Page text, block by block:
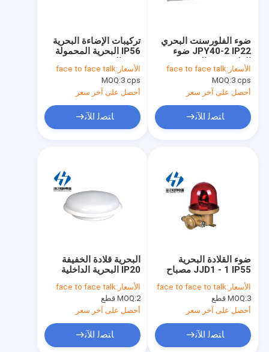
تركيبات الإضاءة البحرية
IP56 البحرية المحمولة
الأسعار:face to face talk
MOQ:3 cps
أحصل على آخر سعر
ﺎﺘﺼﻟ ﺍﻶﻧ
ضوء الفلورسنت البحري
JPY40-2 IP22 ضوء
الداخلي للماء
الأسعار:face to face talk
MOQ:3 cps
أحصل على آخر سعر
ﺎﺘﺼﻟ ﺍﻶﻧ
البحرية قلادة الخفيفة
IP20 البحرية الداخلية
جولة مصباح السقف
المتوهج CPD30-1
الأسعار:face to face talk
MOQ:2 قطع
أحصل على آخر سعر
ﺎﺘﺼﻟ ﺍﻶﻧ
ضوء القلادة البحرية
JJD1 - 1 IP55 مصباح
تحذير دوار بحري عالي
الطاقة من الفولاذ المقاوم
للصدأ
الأسعار:face to face to talk
MOQ:3 قطع
أحصل على آخر سعر
ﺎﺘﺼﻟ ﺍﻶﻧ